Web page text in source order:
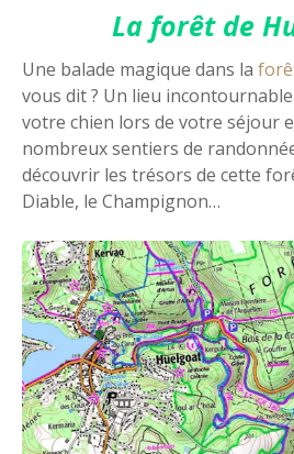
La forêt de
Une balade magique dans la
vous dit ? Un lieu
votre chien lors de votre séjour
nombreux sentiers de
découvrir les trésors de cette
Diable, le Champignon…